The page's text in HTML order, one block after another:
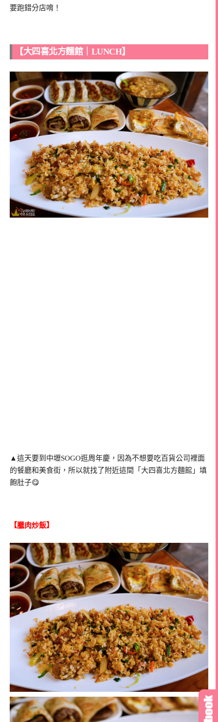
要跑錯分店唷！
【大四喜北方麵館｜LUNCH】
▲這天要到中壢SOGO逛周年慶，因為不想要吃百貨公司裡面
的餐廳和美食街，所以就找了附近這間「大四喜北方麵館」填
飽肚子😋
【臘肉炒飯】